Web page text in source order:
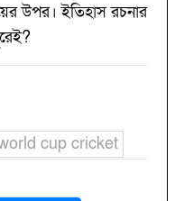
উপর। ইতিহাস রচনার
cup cricket